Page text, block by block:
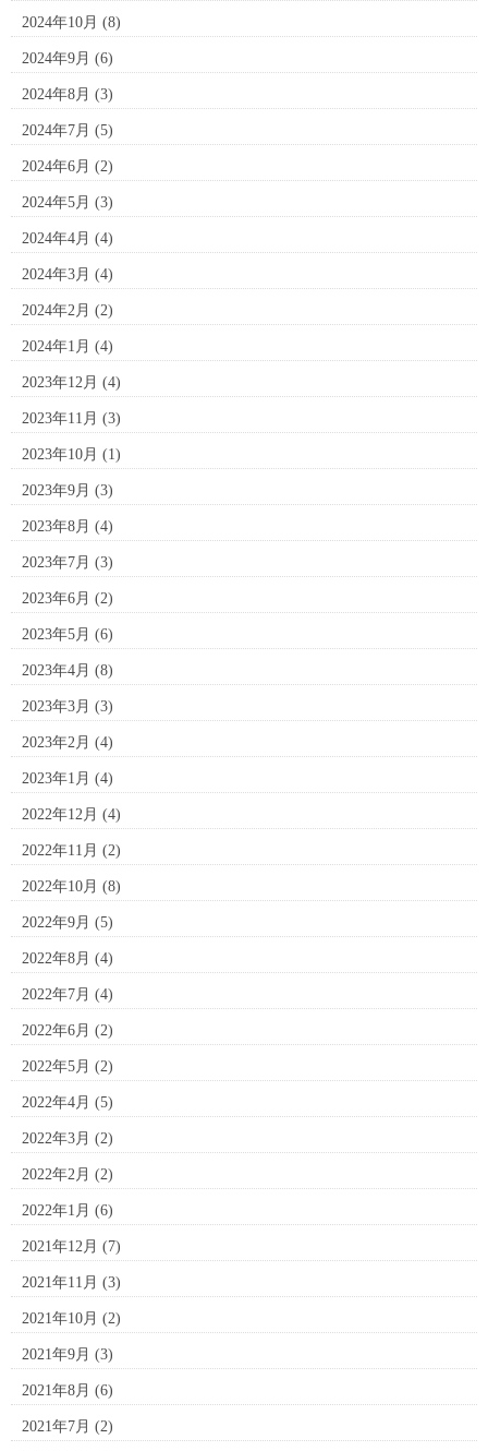
2024年10月 (8)
2024年9月 (6)
2024年8月 (3)
2024年7月 (5)
2024年6月 (2)
2024年5月 (3)
2024年4月 (4)
2024年3月 (4)
2024年2月 (2)
2024年1月 (4)
2023年12月 (4)
2023年11月 (3)
2023年10月 (1)
2023年9月 (3)
2023年8月 (4)
2023年7月 (3)
2023年6月 (2)
2023年5月 (6)
2023年4月 (8)
2023年3月 (3)
2023年2月 (4)
2023年1月 (4)
2022年12月 (4)
2022年11月 (2)
2022年10月 (8)
2022年9月 (5)
2022年8月 (4)
2022年7月 (4)
2022年6月 (2)
2022年5月 (2)
2022年4月 (5)
2022年3月 (2)
2022年2月 (2)
2022年1月 (6)
2021年12月 (7)
2021年11月 (3)
2021年10月 (2)
2021年9月 (3)
2021年8月 (6)
2021年7月 (2)